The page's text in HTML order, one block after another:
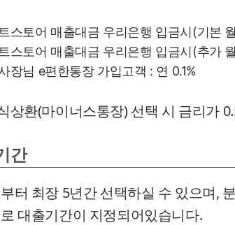
스토어 매출대금 우리은행 입금시(기본
스토어 매출대금 우리은행 입금시(추가
장님 e편한통장 가입고객 : 연 0.1%
상환(마이너스통장) 선택 시 금리가
간
터 최장 5년간 선택하실 수 있으며,
대출기간이 지정되어있습니다.